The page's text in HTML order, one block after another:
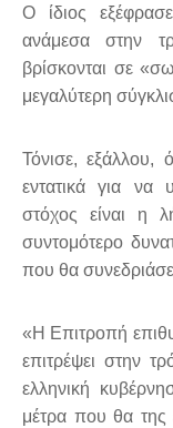
Ο ίδιος
ανάμεσα στην
βρίσκονται σε
μεγαλύτερη
Τόνισε, εξάλλου,
εντατικά για να
στόχος είναι η
συντομότερο
που θα
«Η Επιτροπή
επιτρέψει στην
ελληνική
μέτρα που θα της